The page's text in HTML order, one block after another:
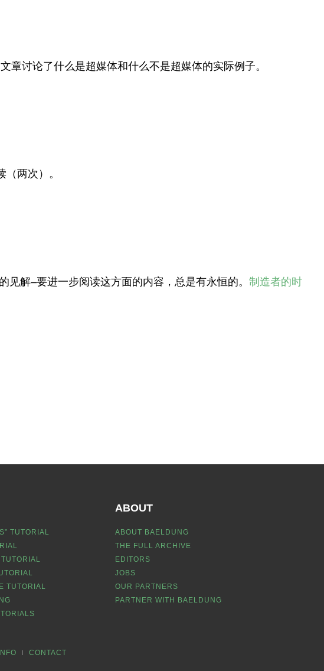
讨论了什么是超媒体和什么不是超媒体的实际例子。
两次）。
解–要进一步阅读这方面的内容，总是有永恒的。 制造者的时
TUTORIAL
TUTORIAL
ABOUT
ABOUT BAELDUNG
THE FULL ARCHIVE
EDITORS
JOBS
OUR PARTNERS
PARTNER WITH BAELDUNG
CONTACT